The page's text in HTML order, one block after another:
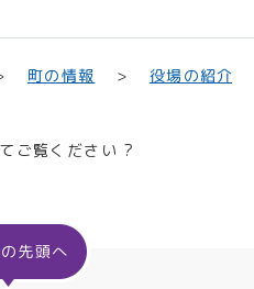
町の情報 役場の紹介
ご覧ください ?